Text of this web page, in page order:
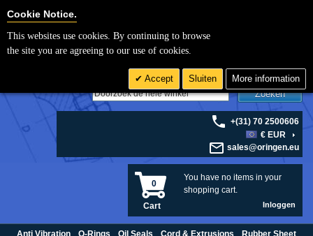
Zoeken
+(31) 70 2500606
€ EUR
sales@oringen.eu
You have no items in your
shopping cart.
0
Cart Inloggen
Anti Vibration O-Rings Oil Seals Cord & Extrusions Rubber Sheet
Cookie Notice.
This websites use cookies. By continuing to browse
the site you are agreeing to our use of cookies.
Accept Sluiten More information
Cookie Settings